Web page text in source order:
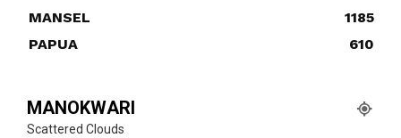
MANSEL
1185
PAPUA
610
MANOKWARI
Scattered Clouds